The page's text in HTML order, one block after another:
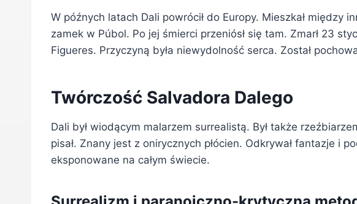
W późnych latach Dali powrócił do Europy. Mieszkał między
zamek w Púbol. Po jej śmierci przeniósł się tam. Zmarł 23
Figueres. Przyczyną była niewydolność serca. Został
Twórczość Salvadora Dalego
Dali był wiodącym malarzem surrealistą. Był także
pisał. Znany jest z onirycznych płócien. Odkrywał fantazje i
eksponowane na całym świecie.